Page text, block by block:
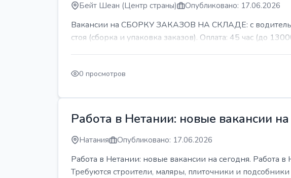
Бейт Шеан (Центр страны) Опубликовано: 17.06.2026
Вакансии на СБОРКУ ЗАКАЗОВ НА СКЛАДЕ: с
стоя (сборка и упаковка заказов). Оплата: 45 час (до
0 просмотров
Работа в Нетании: новые вакансии
Натания Опубликовано: 17.06.2026
Работа в Нетании: новые вакансии на сегодня. Работа
Требуются строители, маляры, плиточники и